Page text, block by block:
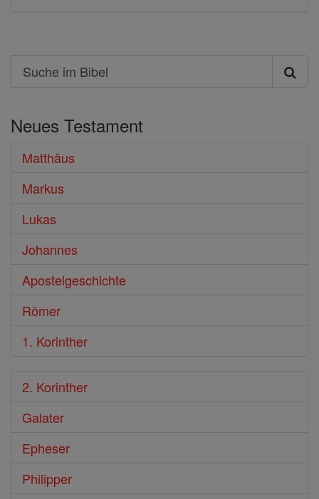
Search
Suche
Bibel
Neues Testament
Matthäus
Markus
Lukas
Johannes
Apostelgeschichte
Römer
1. Korinther
2. Korinther
Galater
Epheser
Philipper